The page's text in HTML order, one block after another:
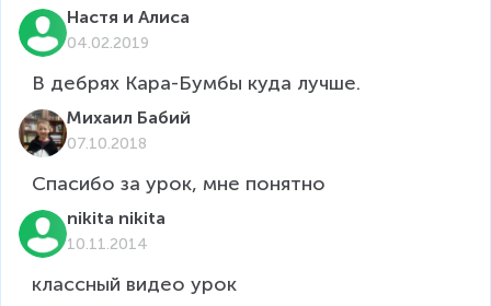
Настя и Алиса
04.02.2019
В дебрях Кара-Бумбы куда лучше.
Михаил Бабий
07.10.2018
Спасибо за урок, мне понятно
nikita nikita
10.11.2014
классный видео урок